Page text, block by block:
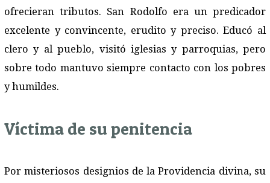
ofrecieran tributos. San Rodolfo era un predicador
excelente y convincente, erudito y preciso. Educó al
clero y al pueblo, visitó iglesias y parroquias, pero
sobre todo mantuvo siempre contacto con los pobres
y humildes.
Víctima de su penitencia
Por misteriosos designios de la Providencia divina, su